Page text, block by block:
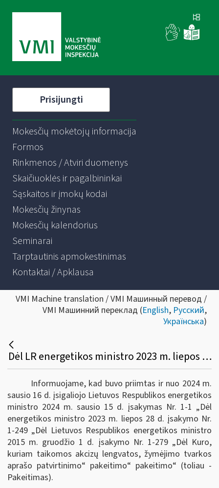
Prisijungti
Mokesčių mokėtojų informacija
Formos
Rinkmenos / Atviri duomenys
Skaičiuoklės ir pagalbininkai
Sąskaitos ir įmokų kodai
Mokesčių žinynas
Mokesčių kalendorius
Seminarai
Tarptautinis apmokestinimas
Kontaktai / Apklausa
VMI Machine translation / VMI Машинный перевод /
VMI Машинний переклад (English, Русский,
Українська)
Dėl LR energetikos ministro 2023 m. liepos 28 d. įsakymo Nr. 1-249 pakeitimo
Informuojame, kad buvo priimtas ir nuo 2024 m.
sausio 16 d. įsigaliojo Lietuvos Respublikos energetikos
ministro 2024 m. sausio 15 d. įsakymas Nr. 1-1 „Dėl
energetikos ministro 2023 m. liepos 28 d. įsakymo Nr.
1-249 „Dėl Lietuvos Respublikos energetikos ministro
2015 m. gruodžio 1 d. įsakymo Nr. 1-279 „Dėl Kuro,
kuriam taikomos akcizų lengvatos, žymėjimo tvarkos
aprašo patvirtinimo“ pakeitimo“ pakeitimo“ (toliau -
Pakeitimas).